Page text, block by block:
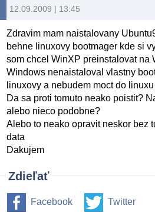
12.09.2009 | 13:45
Zdravim mam naistalovany
behne linuxovy bootmager kde si
som chcel WinXP preinstalovat na
Windows nenaistaloval vlastny
linuxovy a nebudem moct do
Da sa proti tomuto neako poistit?
alebo nieco podobne?
Alebo to neako opravit neskor bez
data
Dakujem
Zdieľať
Facebook Twitter